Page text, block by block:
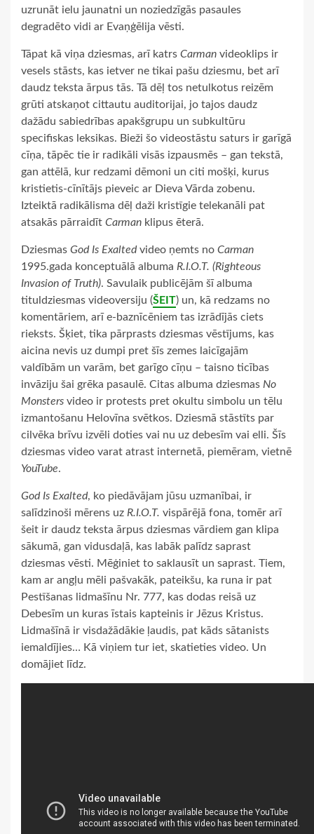
uzrunāt ielu jaunatni un noziedzīgās pasaules
degradēto vidi ar Evaņģēlija vēsti.
Tāpat kā viņa dziesmas, arī katrs Carman videoklips ir
vesels stāsts, kas ietver ne tikai pašu dziesmu, bet arī
daudz teksta ārpus tās. Tā dēļ tos netulkotus reizēm
grūti atskaņot cittautu auditorijai, jo tajos daudz
dažādu sabiedrības apakšgrupu un subkultūru
specifiskas leksikas. Bieži šo videostāstu saturs ir garīgā
cīņa, tāpēc tie ir radikāli visās izpausmēs – gan tekstā,
gan attēlā, kur redzami dēmoni un citi mošķi, kurus
kristietis-cīnītājs pieveic ar Dieva Vārda zobenu.
Izteiktā radikālisma dēļ daži kristīgie telekanāli pat
atsakās pārraidīt Carman klipus ēterā.
Dziesmas God Is Exaltedvideo ņemts no Carman
1995.gada konceptuālā albuma R.I.O.T. (Righteous
Invasion of Truth). Savulaik publicējām šī albuma
tituldziesmas videoversiju (ŠEIT) un, kā redzams no
komentāriem, arī e-baznīcēniem tas izrādījās ciets
rieksts. Šķiet, tika pārprasts dziesmas vēstījums, kas
aicina nevis uz dumpi pret šīs zemes laicīgajām
valdībām un varām, bet garīgo cīņu – taisno ticības
invāziju šai grēka pasaulē. Citas albuma dziesmas No
Monsters video ir protests pret okultu simbolu un tēlu
izmantošanu Helovīna svētkos. Dziesmā stāstīts par
cilvēka brīvu izvēli doties vai nu uz debesīm vai elli. Šīs
dziesmas video varat atrast internetā, piemēram, vietnē
YouTube.
God Is Exalted, ko piedāvājam jūsu uzmanībai, ir
salīdzinoši mērens uz R.I.O.T. vispārējā fona, tomēr arī
šeit ir daudz teksta ārpus dziesmas vārdiem gan klipa
sākumā, gan vidusdaļā, kas labāk palīdz saprast
dziesmas vēsti. Mēģiniet to saklausīt un saprast. Tiem,
kam ar angļu mēli pašvakāk, pateikšu, ka runa ir pat
Pestīšanas lidmašīnu Nr. 777, kas dodas reisā uz
Debesīm un kuras īstais kapteinis ir Jēzus Kristus.
Lidmašīnā ir visdažādākie ļaudis, pat kāds sātanists
iemaldījies… Kā viņiem tur iet, skatieties video. Un
domājiet līdz.